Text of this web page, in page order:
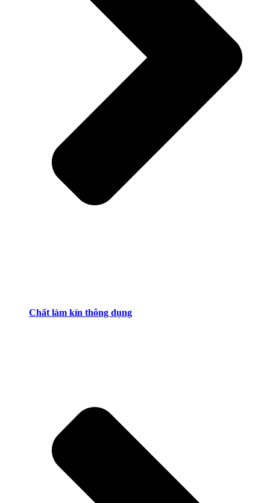
Chất làm kín thông dụng